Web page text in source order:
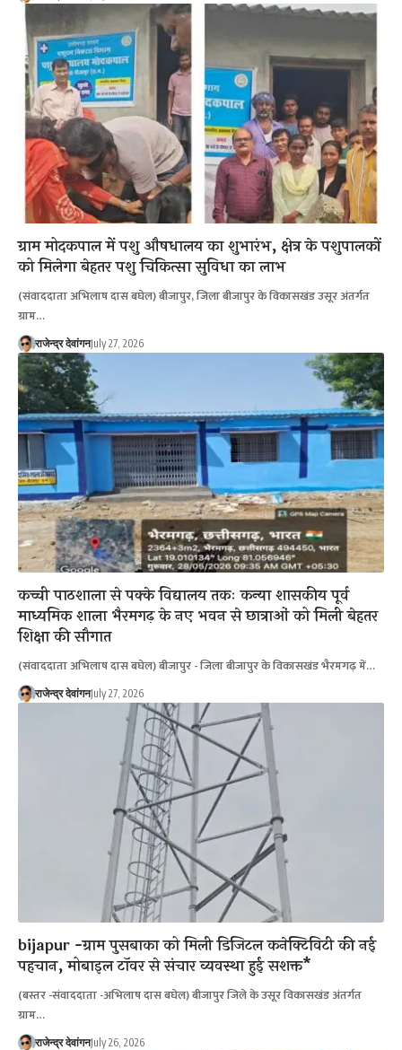
ग्राम मोदकपाल में पशु औषधालय का शुभारंभ, क्षेत्र के पशुपालकों
को मिलेगा बेहतर पशु चिकित्सा सुविधा का लाभ
(संवाददाता अभिलाष दास बघेल) बीजापुर, जिला बीजापुर के विकासखंड उसूर अंतर्गत
ग्राम…
राजेन्द्र देवांगनJuly 27, 2026
कच्ची पाठशाला से पक्के विद्यालय तकः कन्या शासकीय पूर्व
माध्यमिक शाला भैरमगढ़ के नए भवन से छात्राओं को मिली बेहतर
शिक्षा की सौगात
(संवाददाता अभिलाष दास बघेल) बीजापुर - जिला बीजापुर के विकासखंड भैरमगढ़ में…
राजेन्द्र देवांगनJuly 27, 2026
bijapur -ग्राम पुसबाका को मिली डिजिटल कनेक्टिविटी की नई
पहचान, मोबाइल टॉवर से संचार व्यवस्था हुई सशक्त*
(बस्तर -संवाददाता -अभिलाष दास बघेल) बीजापुर जिले के उसूर विकासखंड अंतर्गत
ग्राम…
राजेन्द्र देवांगनJuly 26, 2026